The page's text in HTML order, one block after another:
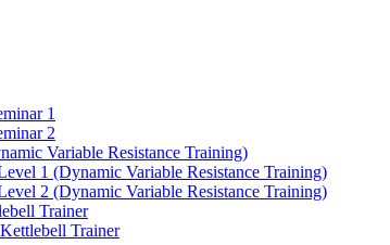
1
2
Variable Resistance Training)
1 (Dynamic Variable Resistance Training)
2 (Dynamic Variable Resistance Training)
Trainer
Trainer